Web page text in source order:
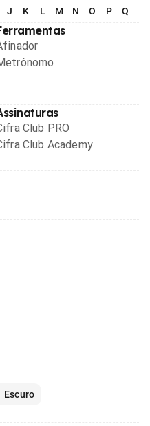
J K L M N O P Q
Club PRO
Club Academy
Escuro